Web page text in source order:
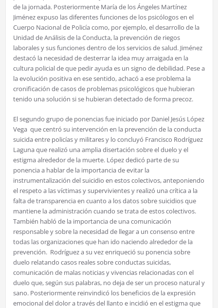
de la jornada. Posteriormente María de los Ángeles Martínez
Jiménez expuso las diferentes funciones de los psicólogos en el
Cuerpo Nacional de Policía como, por ejemplo, el desarrollo de la
Unidad de Análisis de la Conducta, la prevención de riegos
laborales y sus funciones dentro de los servicios de salud. Jiménez
destacó la necesidad de desterrar la idea muy arraigada en la
cultura policial de que pedir ayuda es un signo de debilidad. Pese a
la evolución positiva en ese sentido, achacó a ese problema la
cronificación de casos de problemas psicológicos que hubieran
tenido una solución si se hubieran detectado de forma precoz.
El segundo grupo de ponencias fue iniciado por Daniel Jesús López
Vega que centró su intervención en la prevención de la conducta
suicida entre policías y militares y lo concluyó Francisco Rodríguez
Laguna que realizó una amplia disertación sobre el duelo y el
estigma alrededor de la muerte. López dedicó parte de su
ponencia a hablar de la importancia de evitar la
instrumentalización del suicidio en estos colectivos, anteponiendo
el respeto a las víctimas y supervivientes y realizó una crítica a la
falta de transparencia en cuanto a los datos sobre suicidios que
mantiene la administración cuando se trata de estos colectivos.
También habló de la importancia de una comunicación
responsable y sobre la necesidad de llegar a un consenso entre
todas las organizaciones que han ido naciendo alrededor de la
prevención. Rodríguez a su vez enriqueció su ponencia sobre
duelo relatando casos reales sobre conductas suicidas,
comunicación de malas noticias y vivencias relacionadas con el
duelo que, según sus palabras, no deja de ser un proceso natural y
sano. Posteriormente reinvindicó los beneficios de la expresión
emocional del dolor a través del llanto e incidió en el estigma que